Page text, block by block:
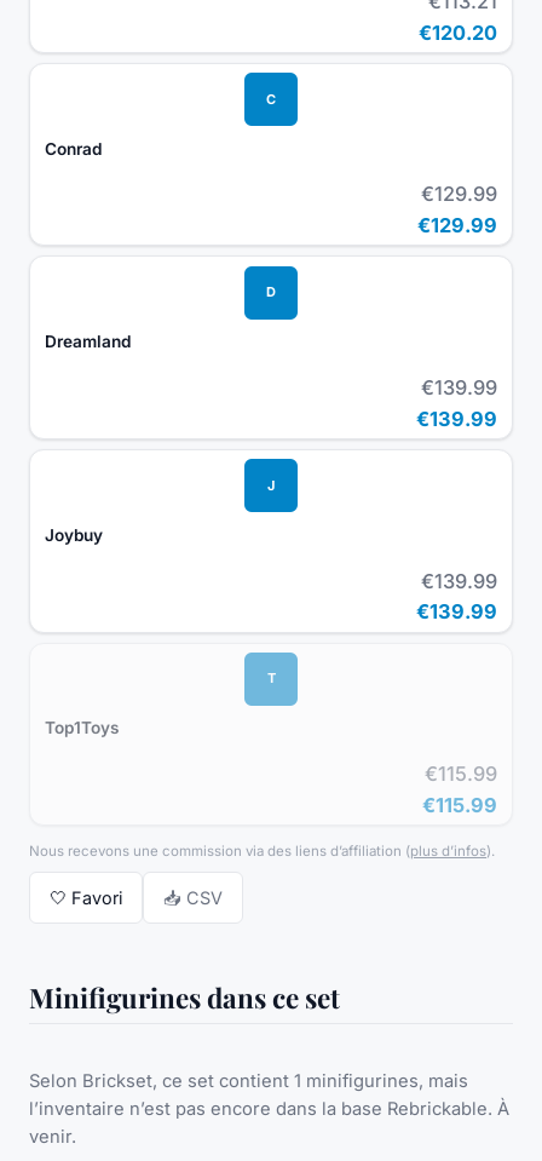
€120.20
C
Conrad
€129.99
€129.99
D
Dreamland
€139.99
€139.99
J
Joybuy
€139.99
€139.99
T
Top1Toys
€115.99
€115.99
Nous recevons une commission via des liens d’affiliation (plus d’infos).
🤍 Favori 📥 CSV
Minifigurines dans ce set
Selon Brickset, ce set contient 1 minifigurines, mais
l’inventaire n’est pas encore dans la base Rebrickable. À
venir.